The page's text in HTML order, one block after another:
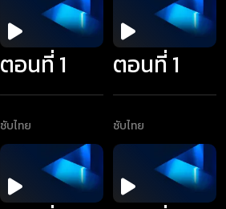
ตอนที่ 1
ซับไทย
ตอนที่ 1
ซับไทย